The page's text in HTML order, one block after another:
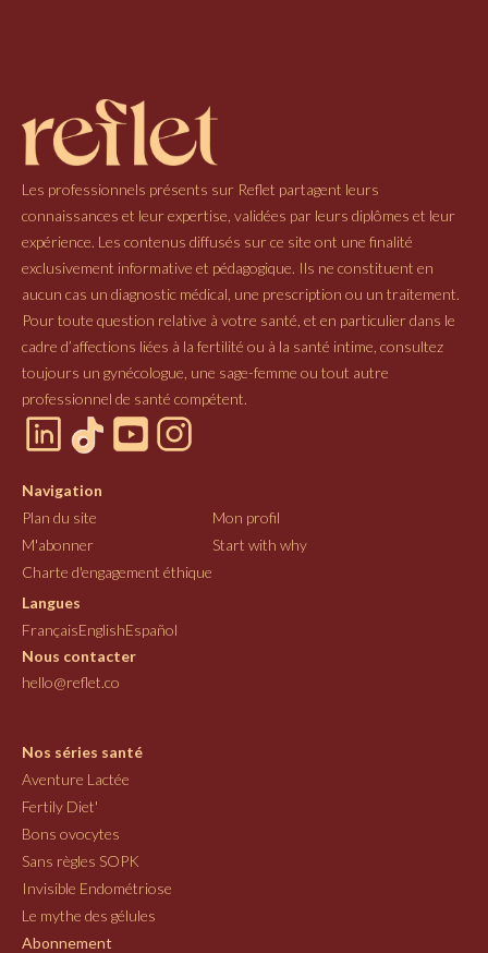
Les professionnels présents sur Reflet partagent leurs
connaissances et leur expertise, validées par leurs diplômes et leur
expérience. Les contenus diffusés sur ce site ont une finalité
exclusivement informative et pédagogique. Ils ne constituent en
aucun cas un diagnostic médical, une prescription ou un traitement.
Pour toute question relative à votre santé, et en particulier dans le
cadre d’affections liées à la fertilité ou à la santé intime, consultez
toujours un gynécologue, une sage-femme ou tout autre
professionnel de santé compétent.
Navigation
Plan du site
Mon profil
M'abonner
Start with why
Charte d'engagement éthique
Langues
FrançaisEnglishEspañol
Nous contacter
hello@reflet.co
Nos séries santé
Aventure Lactée
Fertily Diet'
Bons ovocytes
Sans règles SOPK
Invisible Endométriose
Le mythe des gélules
Abonnement